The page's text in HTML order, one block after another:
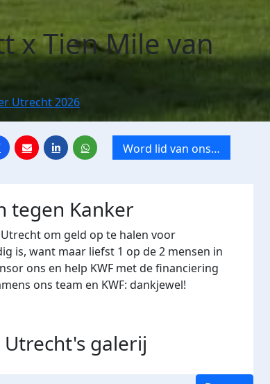
x Tien Mile van
Utrecht 2026
Word lid van ons
team
tegen Kanker
om geld op te halen voor
is, want maar liefst 1 op de 2 mensen in
ons en help KWF met de financiering
ons team en KWF: dankjewel!
galerij